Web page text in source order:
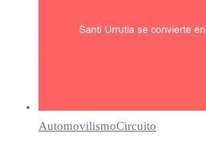
AutomovilismoCircuito